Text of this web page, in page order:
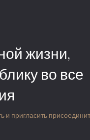
жизни,
во все
и пригласить